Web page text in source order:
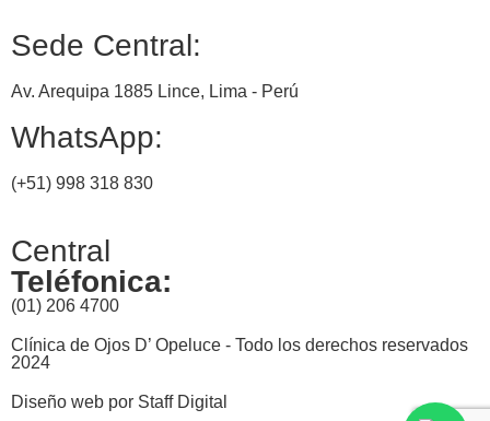
Sede Central:
Av. Arequipa 1885 Lince, Lima - Perú
WhatsApp:
(+51) 998 318 830
Central
Teléfonica:
(01) 206 4700
Clínica de Ojos D’ Opeluce - Todo los derechos reservados
2024
Diseño web por Staff Digital